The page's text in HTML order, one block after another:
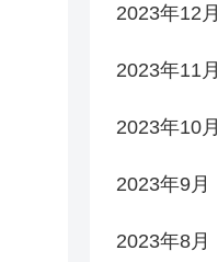
2023年12月
2023年11月
2023年10月
2023年9月
2023年8月